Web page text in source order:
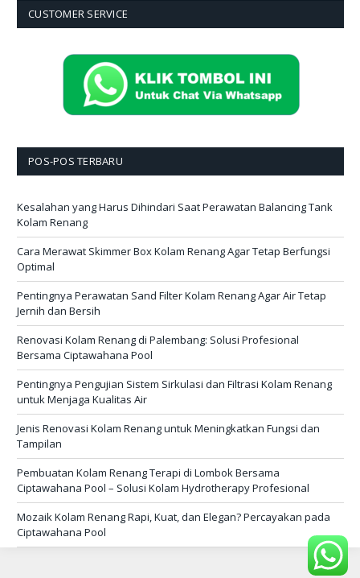
CUSTOMER SERVICE
POS-POS TERBARU
Kesalahan yang Harus Dihindari Saat Perawatan Balancing Tank
Kolam Renang
Cara Merawat Skimmer Box Kolam Renang Agar Tetap Berfungsi
Optimal
Pentingnya Perawatan Sand Filter Kolam Renang Agar Air Tetap
Jernih dan Bersih
Renovasi Kolam Renang di Palembang: Solusi Profesional
Bersama Ciptawahana Pool
Pentingnya Pengujian Sistem Sirkulasi dan Filtrasi Kolam Renang
untuk Menjaga Kualitas Air
Jenis Renovasi Kolam Renang untuk Meningkatkan Fungsi dan
Tampilan
Pembuatan Kolam Renang Terapi di Lombok Bersama
Ciptawahana Pool – Solusi Kolam Hydrotherapy Profesional
Mozaik Kolam Renang Rapi, Kuat, dan Elegan? Percayakan pada
Ciptawahana Pool